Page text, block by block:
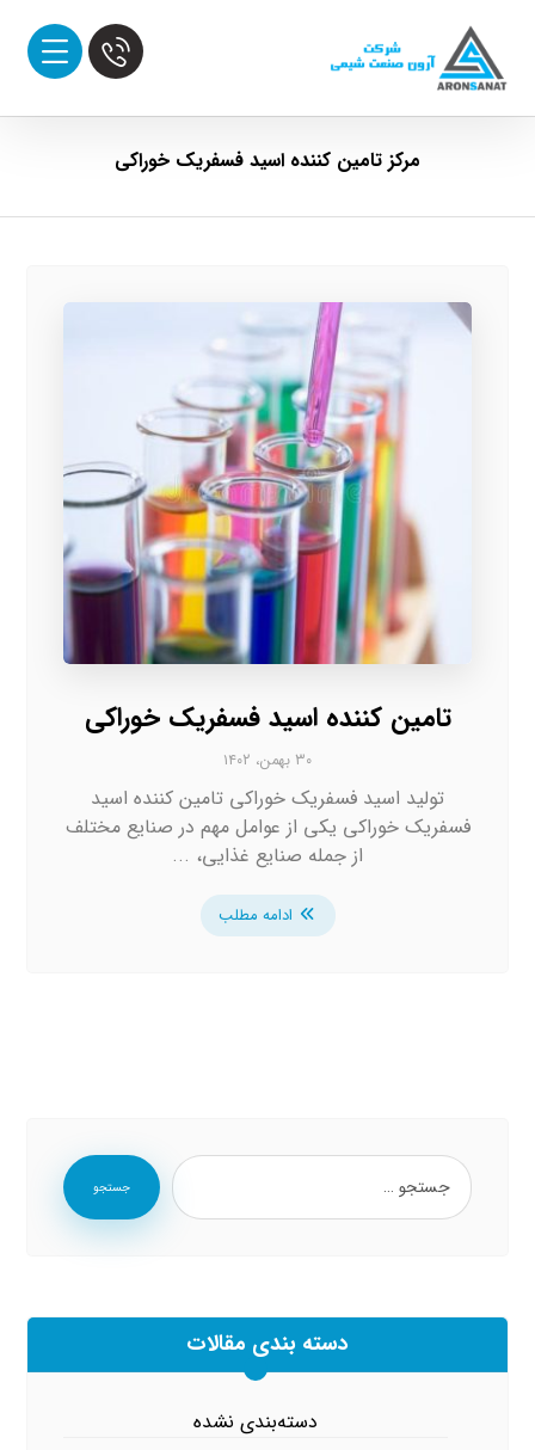
مرکز تامین کننده اسید فسفریک خوراکی
تامین کننده اسید فسفریک خوراکی
۳۰ بهمن، ۱۴۰۲
تولید اسید فسفریک خوراکی تامین کننده اسید
فسفریک خوراکی یکی از عوامل مهم در صنایع مختلف
از جمله صنایع غذایی، ...
ادامه مطلب
جستجو
دسته بندی مقالات
دسته‌بندی نشده